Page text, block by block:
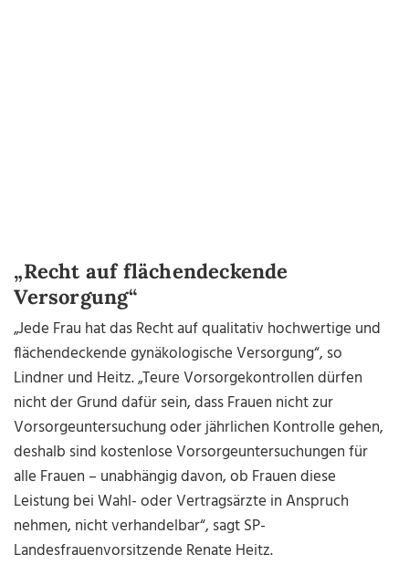
„Recht auf flächendeckende
Versorgung“
„Jede Frau hat das Recht auf qualitativ hochwertige und
flächendeckende gynäkologische Versorgung“, so
Lindner und Heitz. „Teure Vorsorgekontrollen dürfen
nicht der Grund dafür sein, dass Frauen nicht zur
Vorsorgeuntersuchung oder jährlichen Kontrolle gehen,
deshalb sind kostenlose Vorsorgeuntersuchungen für
alle Frauen – unabhängig davon, ob Frauen diese
Leistung bei Wahl- oder Vertragsärzte in Anspruch
nehmen, nicht verhandelbar“, sagt SP-
Landesfrauenvorsitzende Renate Heitz.